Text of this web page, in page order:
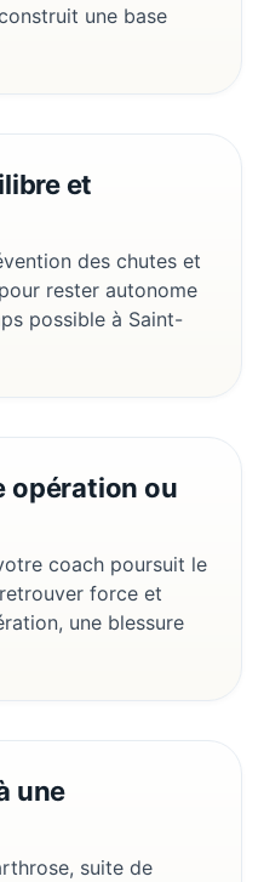
une base
et
des chutes et
rester autonome
possible à Saint-
opération ou
coach poursuit le
force et
une blessure
une
suite de